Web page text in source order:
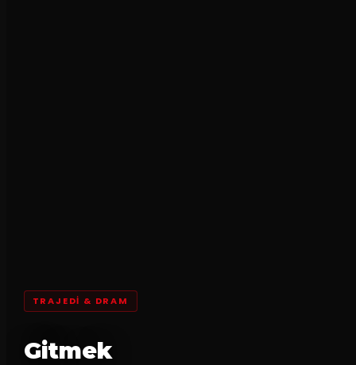
TRAJEDI & DRAM
Gitmek